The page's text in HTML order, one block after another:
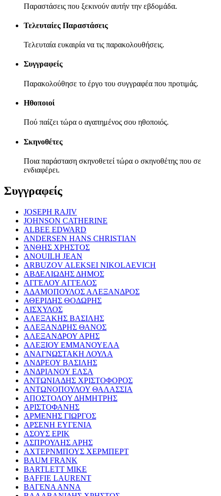
Παραστάσεις που ξεκινούν αυτήν την εβδομάδα.
Τελευταίες Παραστάσεις
Τελευταία ευκαιρία να τις παρακολουθήσεις.
Συγγραφείς
Παρακολούθησε το έργο του συγγραφέα που προτιμάς.
Ηθοποιοί
Πού παίζει τώρα ο αγαπημένος σου ηθοποιός.
Σκηνοθέτες
Ποια παράσταση σκηνοθετεί τώρα ο σκηνοθέτης που σε
ενδιαφέρει.
Συγγραφείς
JOSEPH RAJIV
JOHNSON CATHERINE
ALBEE EDWARD
ANDERSEN HANS CHRISTIAN
ΆΝΘΗΣ ΧΡΗΣΤΟΣ
ANOUILH JEAN
ARBUZOV ALEKSEI NIKOLAEVICH
ΑΒΔΕΛΙΩΔΗΣ ΔΗΜΟΣ
ΑΓΓΕΛΟΥ ΑΓΓΕΛΟΣ
ΑΔΑΜΟΠΟΥΛΟΣ ΑΛΕΞΑΝΔΡΟΣ
ΑΘΕΡΙΔΗΣ ΘΟΔΩΡΗΣ
ΑΙΣΧΥΛΟΣ
ΑΛΕΞΑΚΗΣ ΒΑΣΙΛΗΣ
ΑΛΕΞΑΝΔΡΗΣ ΘΑΝΟΣ
ΑΛΕΞΑΝΔΡΟΥ ΑΡΗΣ
ΑΛΕΞΙΟΥ ΕΜΜΑΝΟΥΕΛΑ
ΑΝΑΓΝΩΣΤΑΚΗ ΛΟΥΛΑ
ΑΝΔΡΕΟΥ ΒΑΣΙΛΗΣ
ΑΝΔΡΙΑΝΟΥ ΕΛΣΑ
ΑΝΤΩΝΙΑΔΗΣ ΧΡΙΣΤΟΦΟΡΟΣ
ΑΝΤΩΝΟΠΟΥΛΟΥ ΘΑΛΑΣΣΙΑ
ΑΠΟΣΤΟΛΟΥ ΔΗΜΗΤΡΗΣ
ΑΡΙΣΤΟΦΑΝΗΣ
ΑΡΜΕΝΗΣ ΓΙΩΡΓΟΣ
ΑΡΣΕΝΗ ΕΥΓΕΝΙΑ
ΑΣΟΥΣ ΕΡΙΚ
ΑΣΠΡΟΥΛΗΣ ΑΡΗΣ
ΑΧΤΕΡΝΜΠΟΥΣ ΧΕΡΜΠΕΡΤ
BAUM FRANK
BARTLETT MIKE
BAFFIE LAURENT
ΒΑΓΕΝΑ ΑΝΝΑ